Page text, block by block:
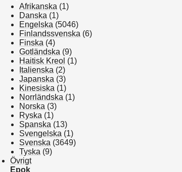
Afrikanska (1)
Danska (1)
Engelska (5046)
Finlandssvenska (6)
Finska (4)
Gotländska (9)
Haitisk Kreol (1)
Italienska (2)
Japanska (3)
Kinesiska (1)
Norrländska (1)
Norska (3)
Ryska (1)
Spanska (13)
Svengelska (1)
Svenska (3649)
Tyska (9)
Övrigt
Epok